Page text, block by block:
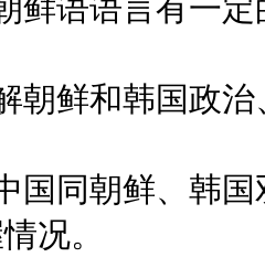
语语言有一定
鲜和韩国政治
同朝鲜、韩国
况。